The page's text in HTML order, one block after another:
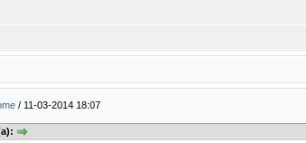
/ 11-03-2014 18:07